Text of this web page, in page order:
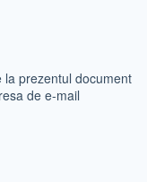
prezentul document
de e-mail